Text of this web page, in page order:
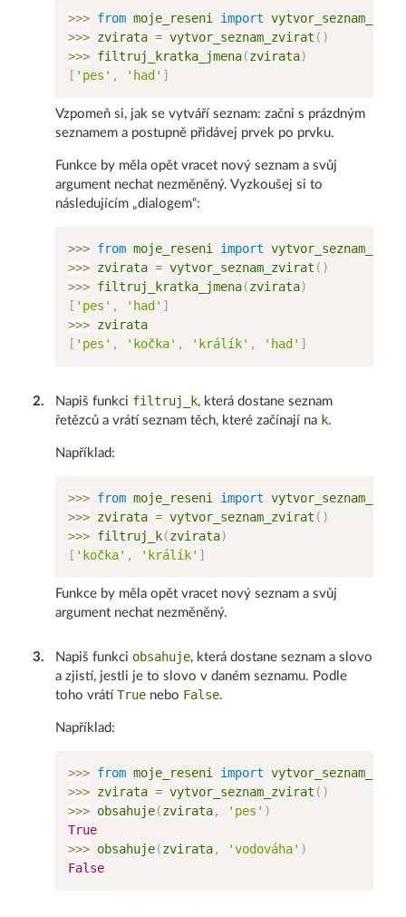
>>> from moje_reseni import
>>> zvirata = vytvor_seznam_zvirat ( )
>>> filtruj_kratka_jmena(zvirata)
[ 'pes' , 'had' ]
Vzpomeň si, jak se vytváří seznam: začni s prázdným
seznamem a postupně přidávej prvek po prvku.
Funkce by měla opět vracet nový seznam a svůj
argument nechat nezměněný. Vyzkoušej si to
následujícím „dialogem“:
>>> from moje_reseni import
>>> zvirata = vytvor_seznam_zvirat ( )
>>> filtruj_kratka_jmena(zvirata)
[ 'pes' , 'had' ]
>>>
[ 'pes' , 'kočka' , 'králík' , 'had' ]
2. Napiš funkci filtruj_k, která dostane seznam
řetězců a vrátí seznam těch, které začínají na k.
Například:
>>> from moje_reseni import
>>> zvirata = vytvor_seznam_zvirat ( )
>>> filtruj_k(zvirata)
[ 'kočka' , 'králík' ]
Funkce by měla opět vracet nový seznam a svůj
argument nechat nezměněný.
3. Napiš funkci obsahuje, která dostane seznam a slovo
a zjistí, jestli je to slovo v daném seznamu. Podle
toho vrátíTrue nebo False.
Například:
>>> from moje_reseni import
>>> zvirata = vytvor_seznam_zvirat ( )
>>> obsahuje(zvirata, 'pes' )
True
>>> obsahuje(zvirata, 'vodováha' )
False